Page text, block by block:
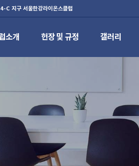
C 지구 서울한강라이온스클럽
소개 헌장 및 규정 갤러리